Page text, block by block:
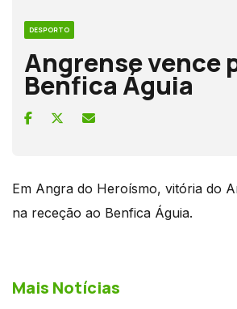
DESPORTO
Angrense vence
Benfica Águia
Em Angra do Heroísmo, vitória do
na receção ao Benfica Águia.
Mais Notícias